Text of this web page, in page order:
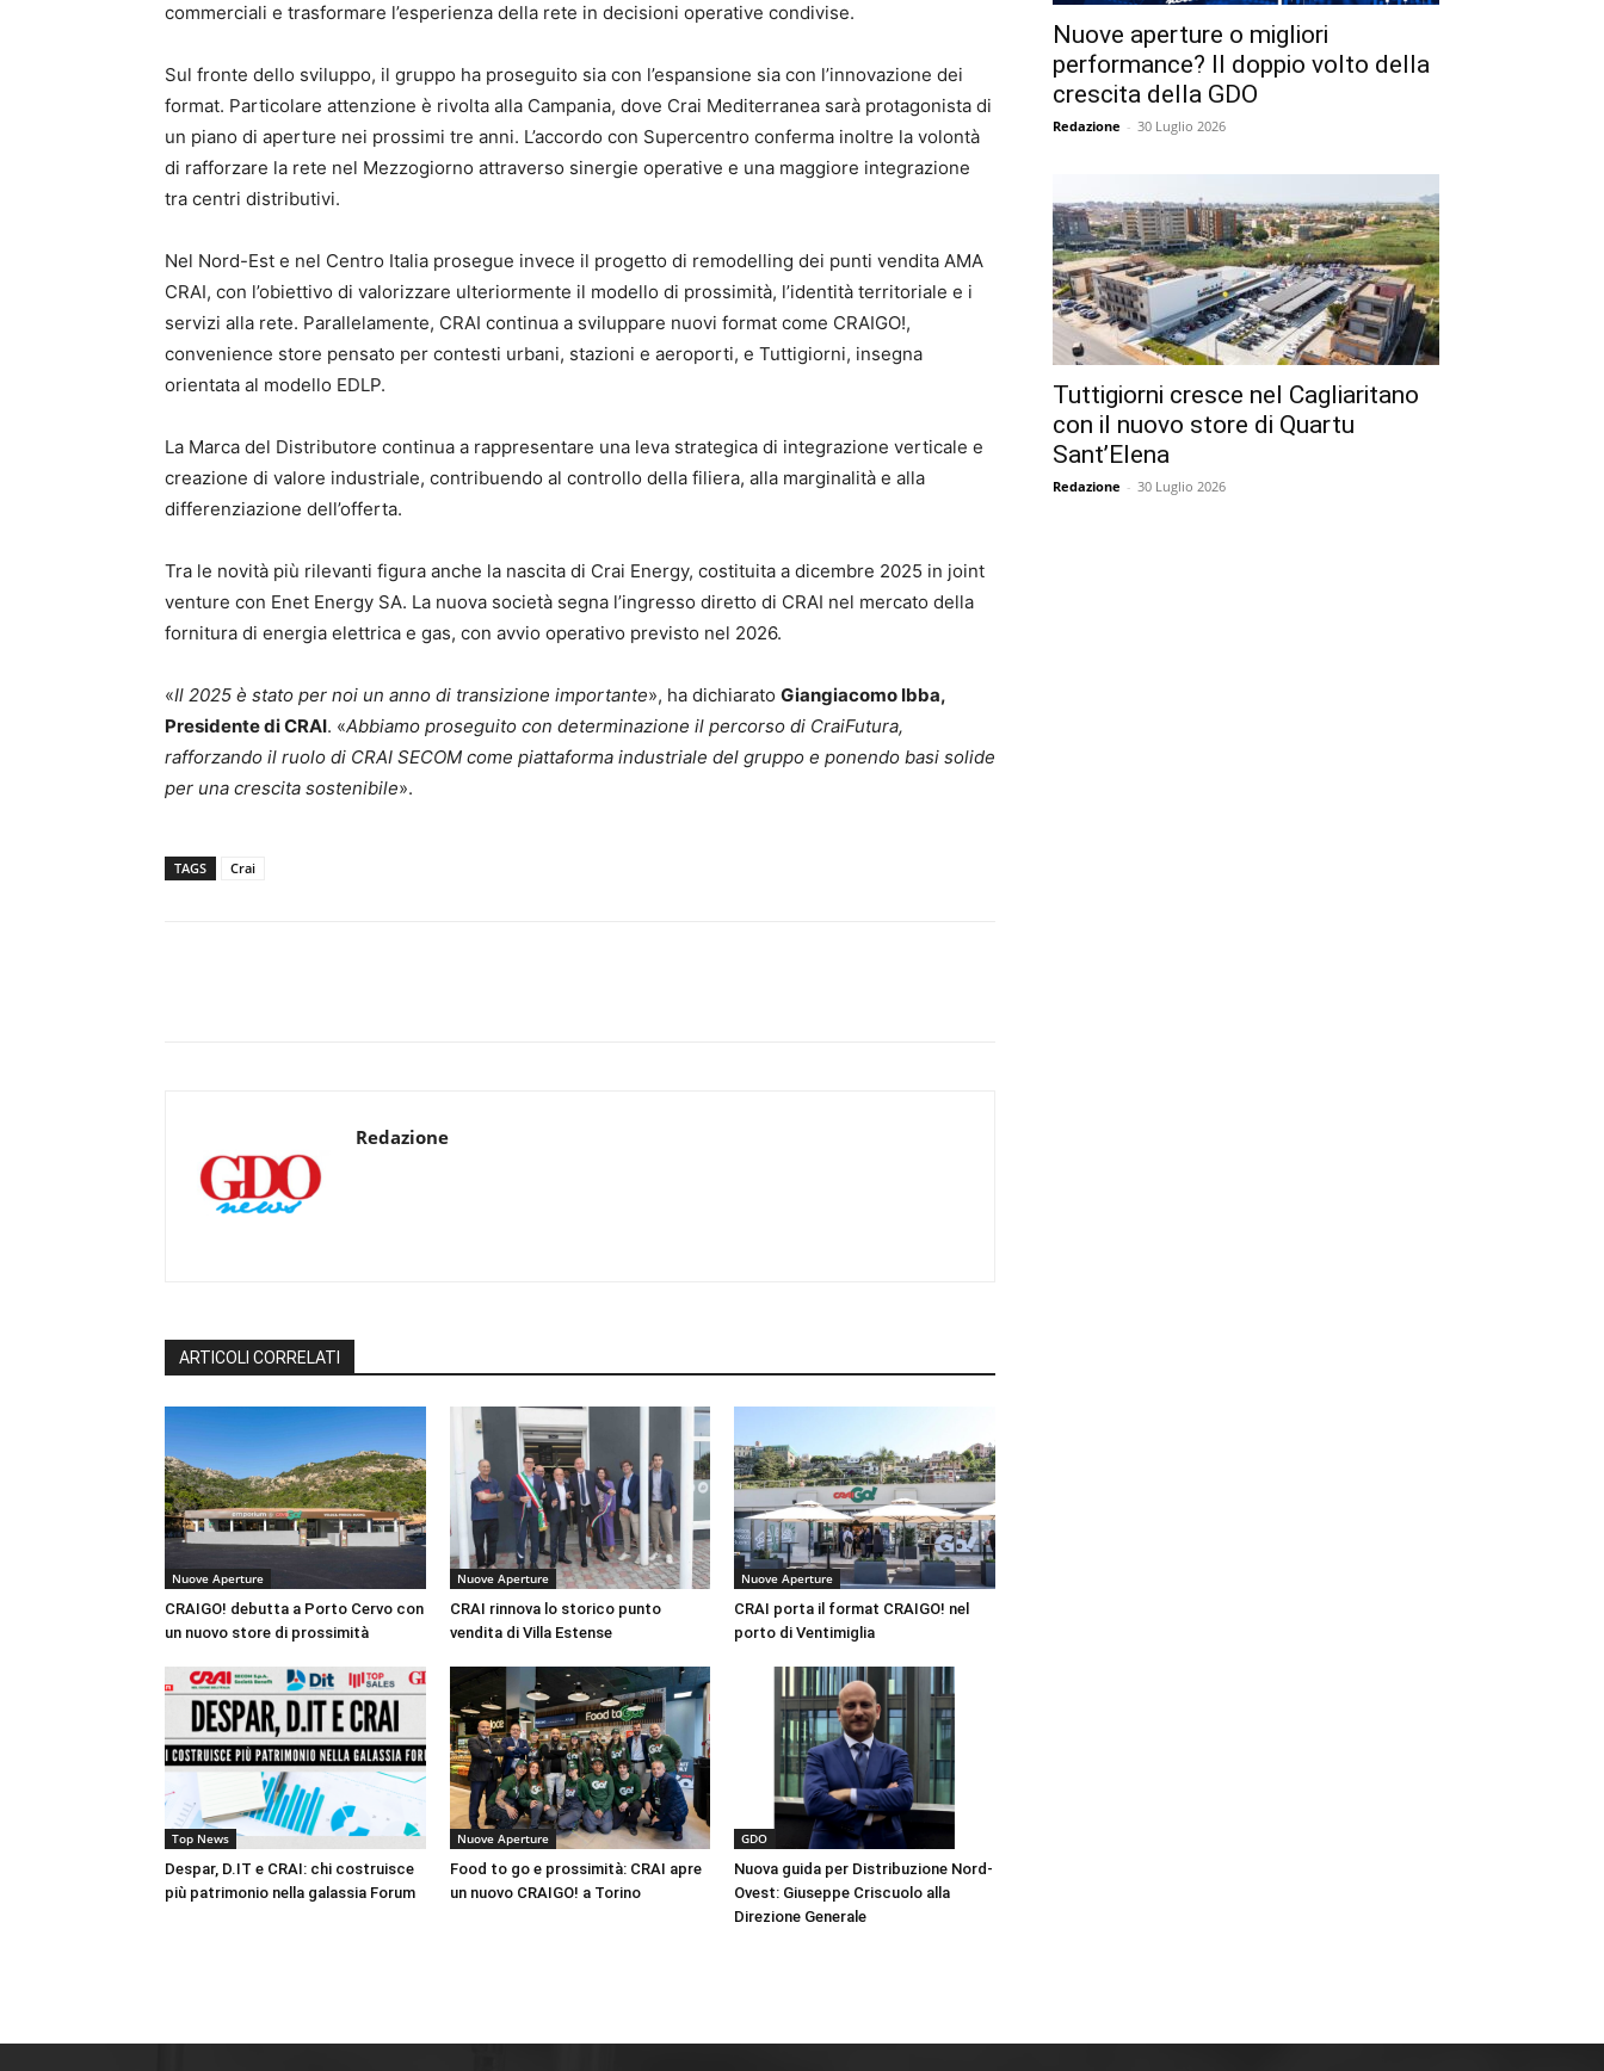
commerciali e trasformare l’esperienza della rete in decisioni operative condivise.
Sul fronte dello sviluppo, il gruppo ha proseguito sia con l’espansione sia con l’innovazione dei
format. Particolare attenzione è rivolta alla Campania, dove Crai Mediterranea sarà protagonista di
un piano di aperture nei prossimi tre anni. L’accordo con Supercentro conferma inoltre la volontà
di rafforzare la rete nel Mezzogiorno attraverso sinergie operative e una maggiore integrazione
tra centri distributivi.
Nel Nord-Est e nel Centro Italia prosegue invece il progetto di remodelling dei punti vendita AMA
CRAI, con l’obiettivo di valorizzare ulteriormente il modello di prossimità, l’identità territoriale e i
servizi alla rete. Parallelamente, CRAI continua a sviluppare nuovi format come CRAIGO!,
convenience store pensato per contesti urbani, stazioni e aeroporti, e Tuttigiorni, insegna
orientata al modello EDLP.
La Marca del Distributore continua a rappresentare una leva strategica di integrazione verticale e
creazione di valore industriale, contribuendo al controllo della filiera, alla marginalità e alla
differenziazione dell’offerta.
Tra le novità più rilevanti figura anche la nascita di Crai Energy, costituita a dicembre 2025 in joint
venture con Enet Energy SA. La nuova società segna l’ingresso diretto di CRAI nel mercato della
fornitura di energia elettrica e gas, con avvio operativo previsto nel 2026.
«Il 2025 è stato per noi un anno di transizione importante», ha dichiarato Giangiacomo Ibba,
Presidente di CRAI. «Abbiamo proseguito con determinazione il percorso di CraiFutura,
rafforzando il ruolo di CRAI SECOM come piattaforma industriale del gruppo e ponendo basi solide
per una crescita sostenibile».
TAGS Crai
Redazione
ARTICOLI CORRELATI
Nuove Aperture
CRAIGO! debutta a Porto Cervo con
un nuovo store di prossimità
Nuove Aperture
CRAI rinnova lo storico punto
vendita di Villa Estense
Nuove Aperture
CRAI porta il format CRAIGO! nel
porto di Ventimiglia
Top News
Despar, D.IT e CRAI: chi costruisce
più patrimonio nella galassia Forum
Nuove Aperture
Food to go e prossimità: CRAI apre
un nuovo CRAIGO! a Torino
GDO
Nuova guida per Distribuzione Nord-
Ovest: Giuseppe Criscuolo alla
Direzione Generale
Nuove aperture o migliori
performance? Il doppio volto della
crescita della GDO
Redazione - 30 Luglio 2026
Tuttigiorni cresce nel Cagliaritano
con il nuovo store di Quartu
Sant’Elena
Redazione - 30 Luglio 2026